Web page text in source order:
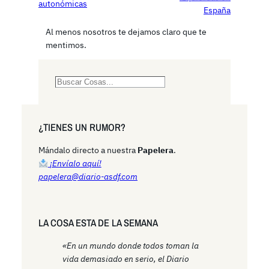
autonómicas
España
Al menos nosotros te dejamos claro que te
mentimos.
S
r
h
¿TIENES UN RUMOR?
Mándalo directo a nuestra Papelera.
¡Envíalo aquí!
papelera@diario-asdf.com
LA COSA ESTA DE LA SEMANA
«En un mundo donde todos toman la
vida demasiado en serio, el Diario